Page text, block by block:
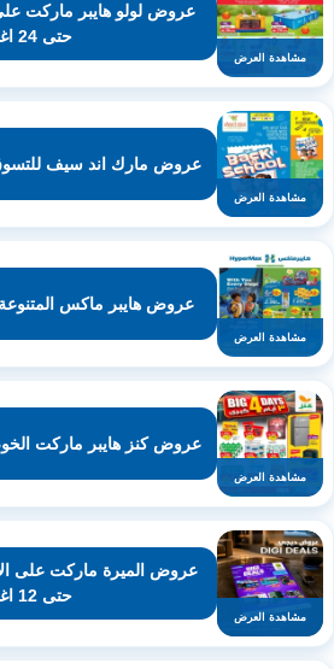
مشاهدة العرض
عروض لولو هايبر ماركت
حتى 24 اغسطس
مشاهدة العرض
عروض مارك اند سيف للتسوق من 5 حتى
مشاهدة العرض
عروض هايبر ماكس المتنوعة من 5 حتى
مشاهدة العرض
عروض كنز هايبر ماركت الخوض من 5
مشاهدة العرض
حتى 12 اغسطس